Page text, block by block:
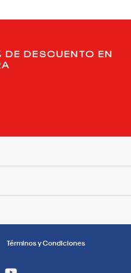
DE DESCUENTO EN
Términos y Condiciones